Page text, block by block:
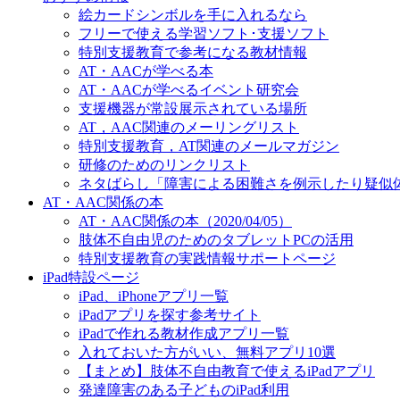
絵カードシンボルを手に入れるなら
フリーで使える学習ソフト･支援ソフト
特別支援教育で参考になる教材情報
AT・AACが学べる本
AT・AACが学べるイベント研究会
支援機器が常設展示されている場所
AT，AAC関連のメーリングリスト
特別支援教育，AT関連のメールマガジン
研修のためのリンクリスト
ネタばらし「障害による困難さを例示したり疑似
AT・AAC関係の本
AT・AAC関係の本（2020/04/05）
肢体不自由児のためのタブレットPCの活用
特別支援教育の実践情報サポートページ
iPad特設ページ
iPad、iPhoneアプリ一覧
iPadアプリを探す参考サイト
iPadで作れる教材作成アプリ一覧
入れておいた方がいい、無料アプリ10選
【まとめ】肢体不自由教育で使えるiPadアプリ
発達障害のある子どものiPad利用